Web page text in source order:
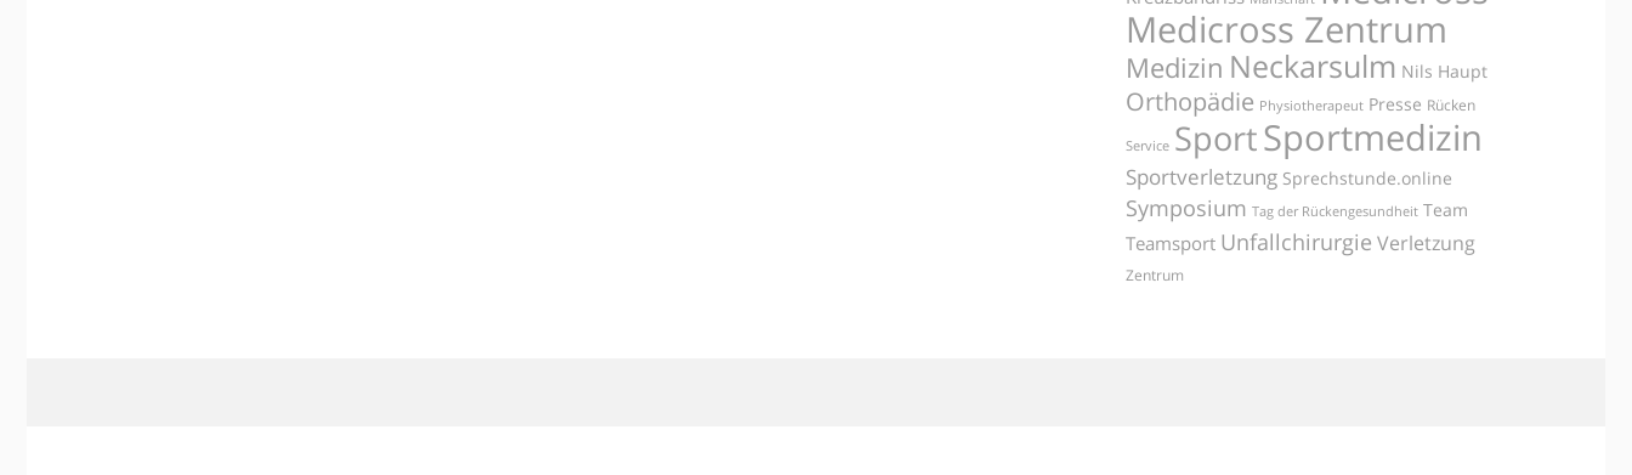
Medicross Zentrum
Medizin Neckarsulm Nils Haupt
Orthopädie Physiotherapeut Presse Rücken
Service SportSportmedizin
Sportverletzung Sprechstunde.online
Symposium Tag der Rückengesundheit Team
Teamsport Unfallchirurgie Verletzung
Zentrum